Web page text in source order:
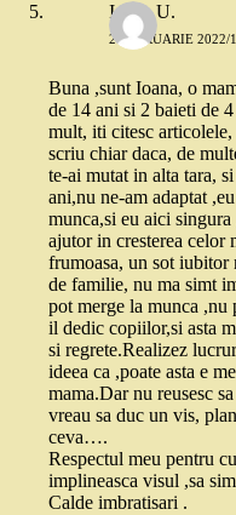
Ioana U.
2 FEBRUARIE 2022/
Buna ,sunt Ioana, o
de 14 ani si 2 baieti de
mult, iti citesc articolele,
scriu chiar daca, de
te-ai mutat in alta tara,
ani,nu ne-am adaptat
munca,si eu aici
ajutor in cresterea
frumoasa, un sot iubitor
de familie, nu ma simt
pot merge la munca
il dedic copiilor,si asta
si regrete.Realizez
ideea ca ,poate asta e
mama.Dar nu reusesc
vreau sa duc un vis,
ceva….
Respectul meu pentru
implineasca visul ,sa
Calde imbratisari .